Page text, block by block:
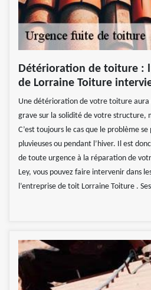
Détérioration de toiture :
de Lorraine Toiture
Une détérioration de votre toiture aura
grave sur la solidité de votre structure,
C’est toujours le cas que le problème
pluvieuses ou pendant l’hiver. Il est
de toute urgence à la réparation de
Ley, vous pouvez faire intervenir dans
l’entreprise de toit Lorraine Toiture .